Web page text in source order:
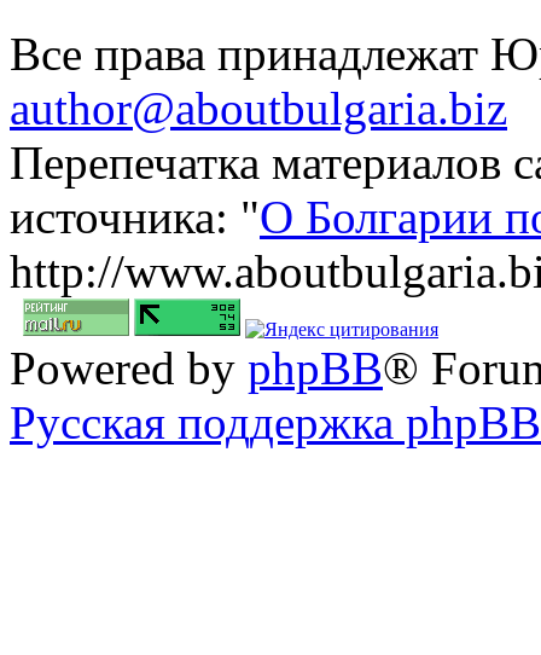
Все права принадлежат
author@aboutbulgaria.biz
Перепечатка материалов
источника: "О Болгарии
http://
Powered by phpBB®
Русская поддержка phpBB